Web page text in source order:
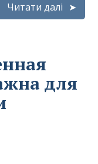
Читати далі
для